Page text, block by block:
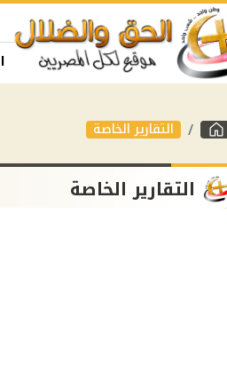
التقارير الخاصة
التقارير الخاصة